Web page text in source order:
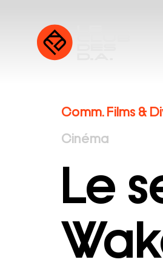
Comm. Films &
Cinéma
Le